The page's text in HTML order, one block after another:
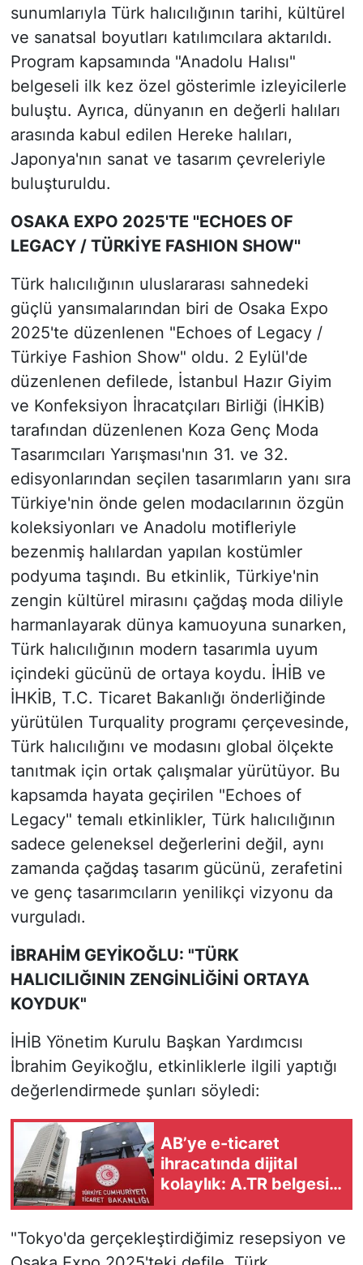
sunumlarıyla Türk halıcılığının tarihi, kültürel
ve sanatsal boyutları katılımcılara aktarıldı.
Program kapsamında "Anadolu Halısı"
belgeseli ilk kez özel gösterimle izleyicilerle
buluştu. Ayrıca, dünyanın en değerli halıları
arasında kabul edilen Hereke halıları,
Japonya'nın sanat ve tasarım çevreleriyle
buluşturuldu.
OSAKA EXPO 2025'TE ''ECHOES OF
LEGACY / TÜRKİYE FASHION SHOW''
Türk halıcılığının uluslararası sahnedeki
güçlü yansımalarından biri de Osaka Expo
2025'te düzenlenen "Echoes of Legacy /
Türkiye Fashion Show" oldu. 2 Eylül'de
düzenlenen defilede, İstanbul Hazır Giyim
ve Konfeksiyon İhracatçıları Birliği (İHKİB)
tarafından düzenlenen Koza Genç Moda
Tasarımcıları Yarışması'nın 31. ve 32.
edisyonlarından seçilen tasarımların yanı sıra
Türkiye'nin önde gelen modacılarının özgün
koleksiyonları ve Anadolu motifleriyle
bezenmiş halılardan yapılan kostümler
podyuma taşındı. Bu etkinlik, Türkiye'nin
zengin kültürel mirasını çağdaş moda diliyle
harmanlayarak dünya kamuoyuna sunarken,
Türk halıcılığının modern tasarımla uyum
içindeki gücünü de ortaya koydu. İHİB ve
İHKİB, T.C. Ticaret Bakanlığı önderliğinde
yürütülen Turquality programı çerçevesinde,
Türk halıcılığını ve modasını global ölçekte
tanıtmak için ortak çalışmalar yürütüyor. Bu
kapsamda hayata geçirilen "Echoes of
Legacy" temalı etkinlikler, Türk halıcılığının
sadece geleneksel değerlerini değil, aynı
zamanda çağdaş tasarım gücünü, zerafetini
ve genç tasarımcıların yenilikçi vizyonu da
vurguladı.
İBRAHİM GEYİKOĞLU: "TÜRK
HALICILIĞININ ZENGİNLİĞİNİ ORTAYA
KOYDUK"
İHİB Yönetim Kurulu Başkan Yardımcısı
İbrahim Geyikoğlu, etkinliklerle ilgili yaptığı
değerlendirmede şunları söyledi:
AB’ye e-ticaret
ihracatında dijital
kolaylık: A.TR belgesi
"Tokyo'da gerçekleştirdiğimiz resepsiyon ve